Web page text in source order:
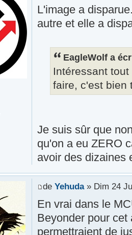
L'image a
autre et elle a
EagleWolf a
Intéressant
faire, c'est bien
Je suis sûr que
qu'on a eu ZERO
avoir des dizaines
de Yehuda» Dim 24
En vrai dans le
Beyonder pour
permettraient de